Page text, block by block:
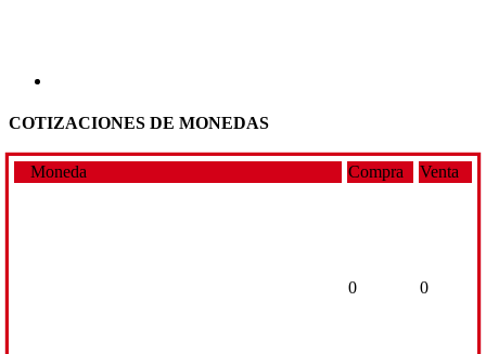
COTIZACIONES DE MONEDAS
Moneda Compra Venta
0 0